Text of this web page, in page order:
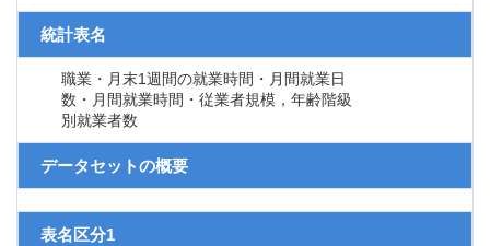
統計表名
職業・月末1週間の就業時間・月間就業日
数・月間就業時間・従業者規模，年齢階級
別就業者数
データセットの概要
表名区分1